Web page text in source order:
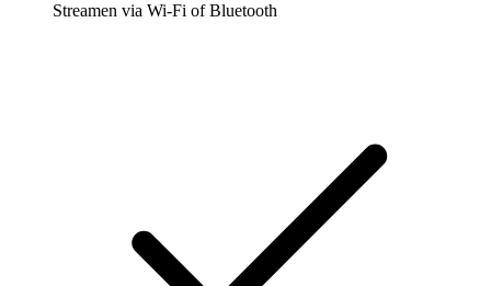
Streamen via Wi-Fi of Bluetooth